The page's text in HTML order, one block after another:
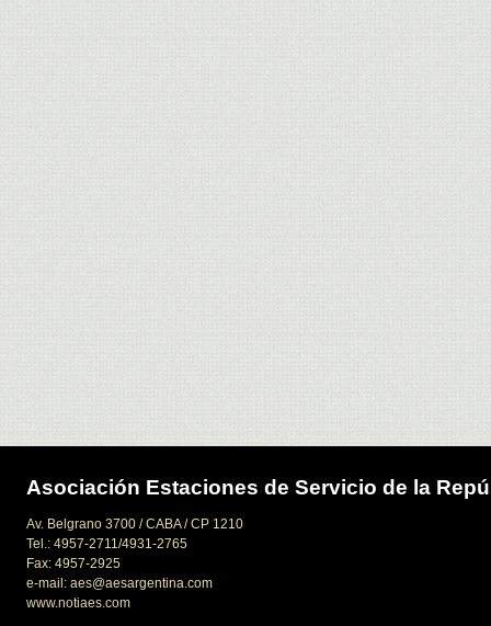
Asociación Estaciones de Servicio de la
Av. Belgrano 3700 / CABA / CP 1210
Tel.: 4957-2711/4931-2765
Fax: 4957-2925
e-mail: aes@aesargentina.com
www.notiaes.com